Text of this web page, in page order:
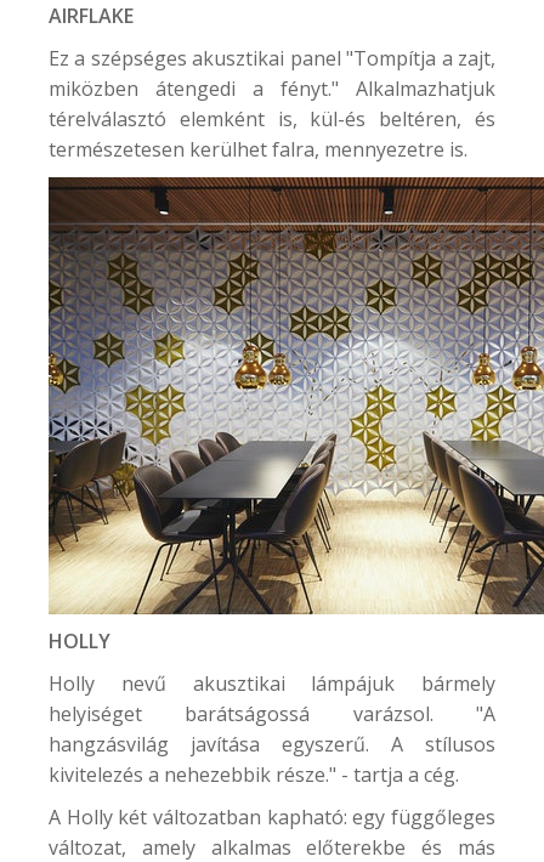
AIRFLAKE
Ez a szépséges akusztikai panel "Tompítja a zajt,
miközben átengedi a fényt." Alkalmazhatjuk
térelválasztó elemként is, kül-és beltéren, és
természetesen kerülhet falra, mennyezetre is.
HOLLY
Holly nevű akusztikai lámpájuk bármely
helyiséget barátságossá varázsol. "A
hangzásvilág javítása egyszerű. A stílusos
kivitelezés a nehezebbik része." - tartja a cég.
A Holly két változatban kapható: egy függőleges
változat, amely alkalmas előterekbe és más